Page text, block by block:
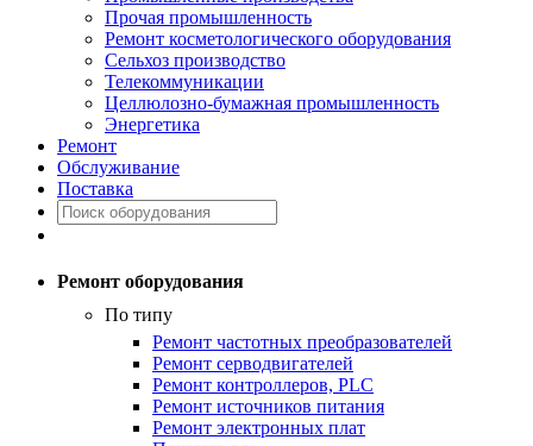
Прочая промышленность
Ремонт косметологического оборудования
Сельхоз производство
Телекоммуникации
Целлюлозно-бумажная промышленность
Энергетика
Ремонт
Обслуживание
Поставка
Ремонт оборудования
По типу
Ремонт частотных преобразователей
Ремонт серводвигателей
Ремонт контроллеров, PLC
Ремонт источников питания
Ремонт электронных плат